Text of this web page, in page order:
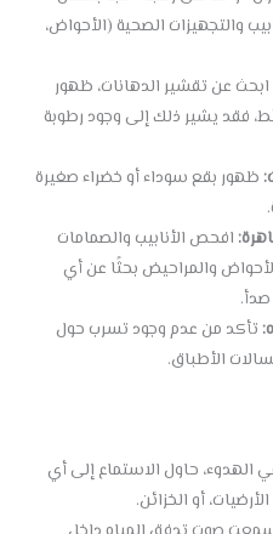
والتجهيزات الصحية (الأحواض،
ابحث عن تقشير الدهانات، ظهور
فقد يشير ذلك إلى وجود رطوبة
ظهور بقع سوداء أو خضراء صغيرة
افحص الأنابيب والصمامات
والمراحيض بحثًا عن أي
تأكد من عدم وجود تسرب حول
الأطباق.
الهدوء، حاول الاستماع إلى أي
أو الخزائن.